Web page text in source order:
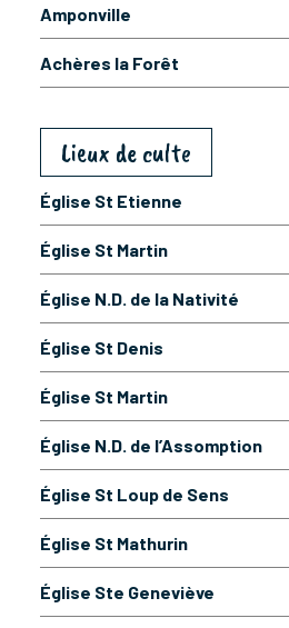
Amponville
Achères la Forêt
Lieux de culte
Église St Etienne
Église St Martin
Église N.D. de la Nativité
Église St Denis
Église St Martin
Église N.D. de l’Assomption
Église St Loup de Sens
Église St Mathurin
Église Ste Geneviève